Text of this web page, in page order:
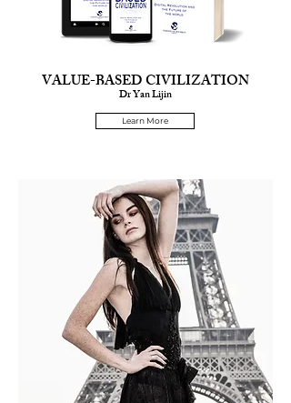
VALUE-BASED CIVILIZATION
Dr Yan Lijin
Learn More